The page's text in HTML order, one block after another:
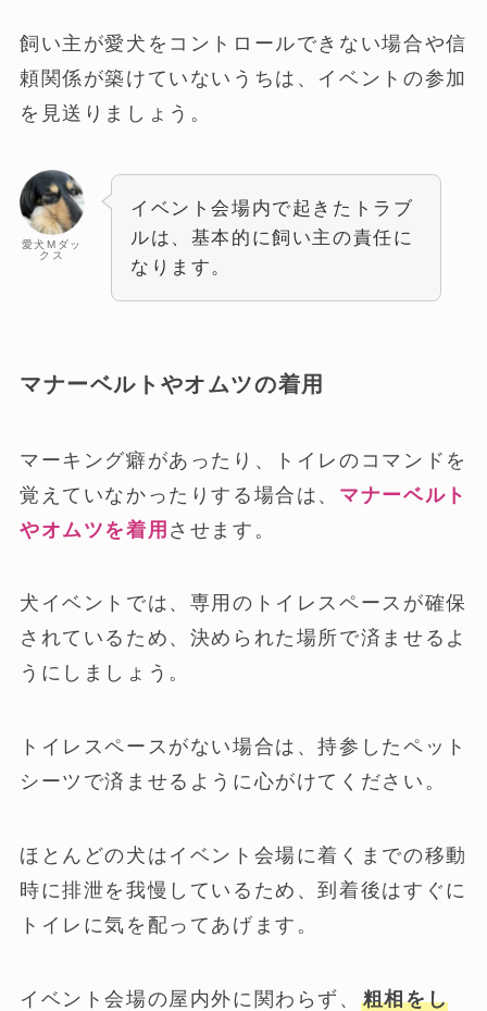
飼い主が愛犬をコントロールできない場合や信
頼関係が築けていないうちは、イベントの参加
を見送りましょう。
愛犬Mダッ
クス
イベント会場内で起きたトラブ
ルは、基本的に飼い主の責任に
なります。
マナーベルトやオムツの着用
マーキング癖があったり、トイレのコマンドを
覚えていなかったりする場合は、 マナーベルト
やオムツを着用 させます。
犬イベントでは、専用のトイレスペースが確保
されているため、決められた場所で済ませるよ
うにしましょう。
トイレスペースがない場合は、持参したペット
シーツで済ませるように心がけてください。
ほとんどの犬はイベント会場に着くまでの移動
時に排泄を我慢しているため、到着後はすぐに
トイレに気を配ってあげます。
イベント会場の屋内外に関わらず、 粗相をし